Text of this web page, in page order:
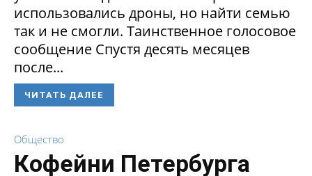
использовались дроны, но найти семью
так и не смогли. Таинственное голосовое
сообщение Спустя десять месяцев
после...
ЧИТАТЬ ДАЛЕЕ
Общество
Кофейни Петербурга